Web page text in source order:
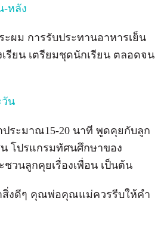
-หลัง
ะผม การรับประทานอาหารเย็น
รียน เตรียมชุดนักเรียน ตลอดจน
วัน
ระมาณ15-20 นาที พูดคุยกับลูก
โปรแกรมทัศนศึกษาของ
วนลูกคุยเรื่องเพื่อน เป็นต้น
สิ่งดีๆ คุณพ่อคุณแม่ควรรีบให้คำ